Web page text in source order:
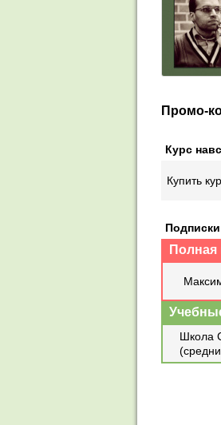
Промо-
Курс
Купить
Подписки
Полная
Школа